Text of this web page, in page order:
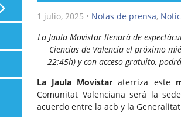
1 julio, 2025 • Notas de prensa,
La Jaula Movistar llenará de
Ciencias de Valencia el próximo
22:45h) y con acceso gratuito,
La Jaula Movistar aterriza este
Comunitat Valenciana será la
acuerdo entre la acb y la